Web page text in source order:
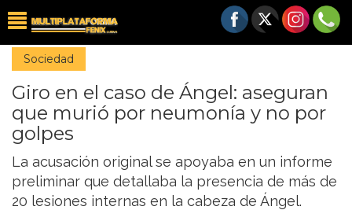
Sociedad
Giro en el caso de Ángel: aseguran
que murió por neumonía y no por
golpes
La acusación original se apoyaba en un informe
preliminar que detallaba la presencia de más de
20 lesiones internas en la cabeza de Ángel.